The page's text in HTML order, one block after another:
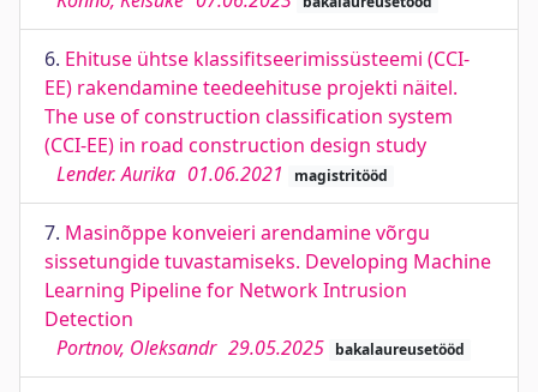
6. Ehituse ühtse klassifitseerimissüsteemi (CCI-
EE) rakendamine teedeehituse projekti näitel.
The use of construction classification system
(CCI-EE) in road construction design study
Lender. Aurika 01.06.2021 magistritööd
7. Masinõppe konveieri arendamine võrgu
sissetungide tuvastamiseks. Developing Machine
Learning Pipeline for Network Intrusion
Detection
Portnov, Oleksandr 29.05.2025 bakalaureusetööd